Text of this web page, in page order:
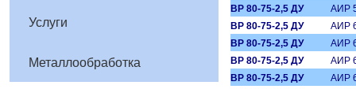
Услуги
Металлообработка
ВР 80-75-2,5 ДУ
АИР
ВР 80-75-2,5 ДУ
АИР
ВР 80-75-2,5 ДУ
АИР
ВР 80-75-2,5 ДУ
АИР
ВР 80-75-2,5 ДУ
АИР